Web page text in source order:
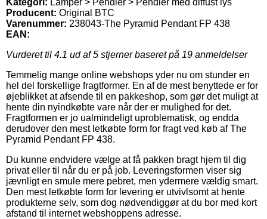
Producent: Original BTC
Varenummer: 238043-The Pyramid Pendant FP 438
EAN:
Vurderet til 4.1 ud af 5 stjerner baseret på 19 anmeldelser
Temmelig mange online webshops yder nu om stunder en
hel del forskellige fragtformer. En af de mest benyttede er for
øjeblikket at afsende til en pakkeshop, som gør det muligt at
hente din nyindkøbte vare når der er mulighed for det.
Fragtformen er jo ualmindeligt uproblematisk, og endda
derudover den mest letkøbte form for fragt ved køb af The
Pyramid Pendant FP 438.
Du kunne endvidere vælge at få pakken bragt hjem til dig
privat eller til når du er på job. Leveringsformen viser sig
jævnligt en smule mere pebret, men ydermere vældig smart.
Den mest letkøbte form for levering er utvivlsomt at hente
produkterne selv, som dog nødvendiggør at du bor med kort
afstand til internet webshoppens adresse.